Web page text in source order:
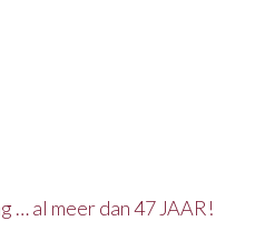
… al meer dan 47 JAAR!